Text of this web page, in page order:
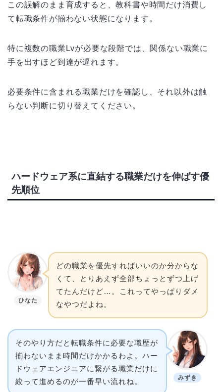
この誤解のまま育成すると、教科書や時間だけ消費し
て転職条件が揃わない状態になります。
特に複数の職業Lvが必要な段階では、関係ない職業に
手を出すほど到達が遅れます。
必要条件に含まれる職業だけを確認し、それ以外は触
らない判断に切り替えてください。
ハードウェア系に直結する職業だけを伸ばす優
先順位
ひなた
どの職業を優先すればいいのか分からな
くて、とりあえず全部ちょっとずつ上げ
てたんだけど…。これってやっぱりダメ
なやつだよね。
みずき
そのやり方だと転職条件に必要な職歴が
揃わないまま時間だけかかるわよ。ハー
ドウェアエンジニアに繋がる職業だけに
絞って進めるのが一番早い流れね。